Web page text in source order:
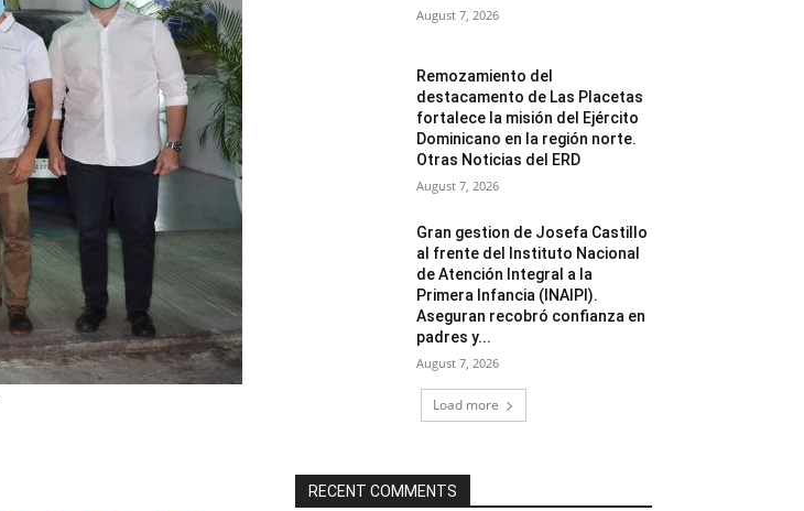
August 7, 2026
Remozamiento del
destacamento de Las Placetas
fortalece la misión del Ejército
Dominicano en la región norte.
Otras Noticias del ERD
August 7, 2026
Gran gestion de Josefa Castillo
al frente del Instituto Nacional
de Atención Integral a la
Primera Infancia (INAIPI).
Aseguran recobró confianza en
padres y...
August 7, 2026
Load more
RECENT COMMENTS